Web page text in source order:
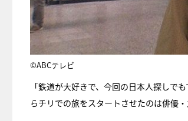
©ABCテレビ
「鉄道が大好きで、今回の日本人探しで
らチリでの旅をスタートさせたのは俳優・